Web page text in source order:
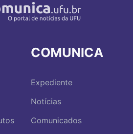
COMUNICA
Expediente
Notícias
Comunicados